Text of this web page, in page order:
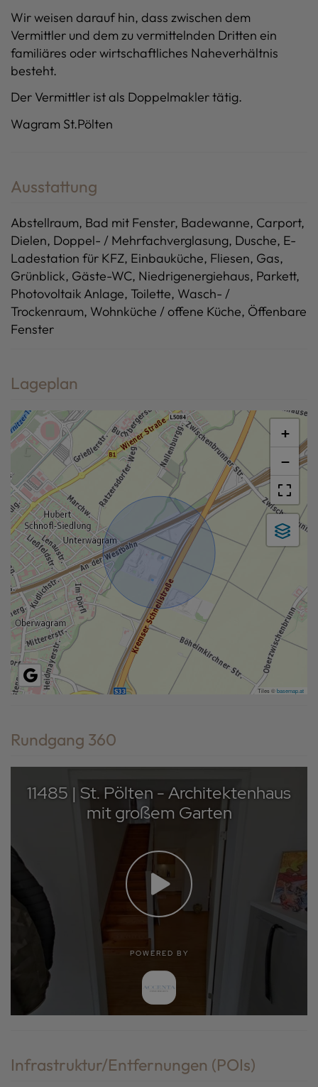
Wir weisen darauf hin, dass zwischen dem
Vermittler und dem zu vermittelnden Dritten ein
familiäres oder wirtschaftliches Naheverhältnis
besteht.
Der Vermittler ist als Doppelmakler tätig.
Wagram St.Pölten
Ausstattung
Abstellraum Bad mit Fenster Badewanne Carport
Dielen Doppel- / Mehrfachverglasung Dusche E-
Ladestation für KFZ Einbauküche Fliesen Gas
Grünblick Gäste-WC Niedrigenergiehaus Parkett
Photovoltaik Anlage Toilette Wasch- /
Trockenraum Wohnküche / offene Küche Öffenbare
Fenster
Lageplan
+
−
Tiles ©basemap.at
Rundgang 360
Infrastruktur/Entfernungen (POIs)